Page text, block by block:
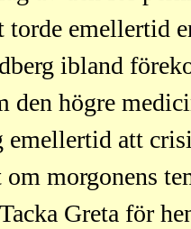
emellertid
ibland
den högre
att
morgonens
Greta för